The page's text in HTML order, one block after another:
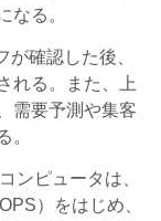
なる。
確認した後、
れる。また、上
需要予測や集客
。
ンピュータは、
）をはじめ、